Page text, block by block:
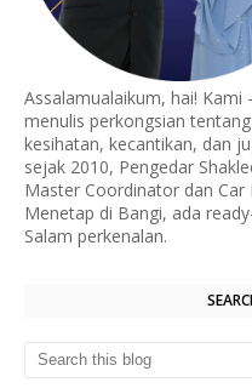
Assalamualaikum, hai!
menulis perkongsian
kesihatan, kecantikan, dan
sejak 2010, Pengedar
Master Coordinator dan Car
Menetap di Bangi, ada
Salam perkenalan.